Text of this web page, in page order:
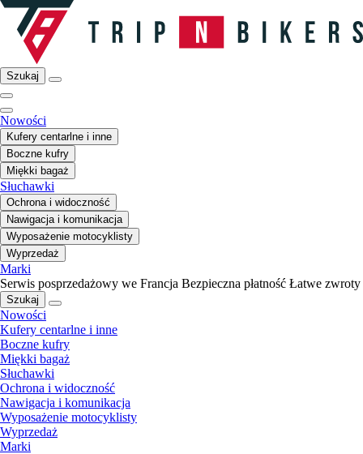
Szukaj
Nowości
Kufery centarlne i inne
Boczne kufry
Miękki bagaż
Słuchawki
Ochrona i widoczność
Nawigacja i komunikacja
Wyposażenie motocyklisty
Wyprzedaż
Marki
Serwis posprzedażowy we Francja Bezpieczna płatność Łatwe zwroty
Szukaj
Nowości
Kufery centarlne i inne
Boczne kufry
Miękki bagaż
Słuchawki
Ochrona i widoczność
Nawigacja i komunikacja
Wyposażenie motocyklisty
Wyprzedaż
Marki